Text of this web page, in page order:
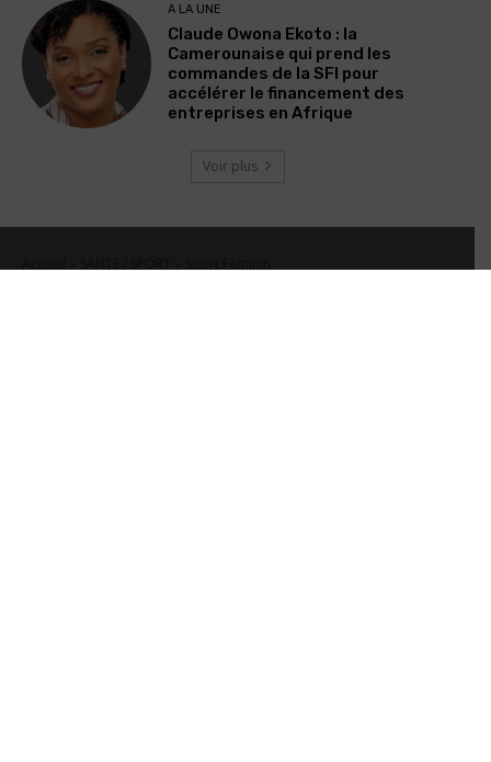
A LA UNE
Claude Owona Ekoto : la
Camerounaise qui prend les
commandes de la SFI pour
accélérer le financement des
entreprises en Afrique
Voir plus